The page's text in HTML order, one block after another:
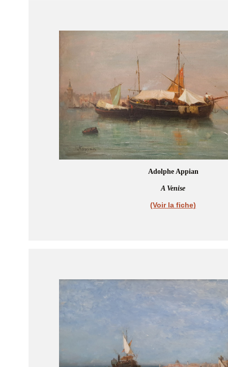
Adolphe Appian
A Venise
(Voir la fiche)